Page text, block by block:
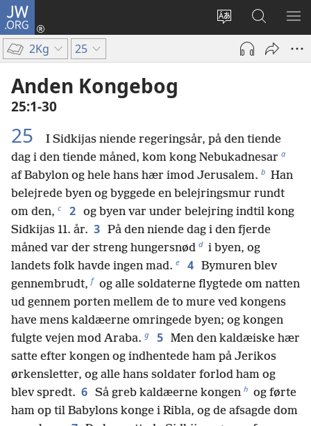
JW.ORG
Vælg
sprog
Log
på
(åbner
Søg
på
JW.ORG
VIS
2Kg 25
Anden Kongebog
25:1-30
25
I Sidkijas niende regeringsår, på den tiende
dag i den tiende måned, kom kong Nebukadnesar a
af Babylon og hele hans hær imod Jerusalem. b Han
belejrede byen og byggede en belejringsmur rundt
om den, c 2 og byen var under belejring indtil kong
Sidkijas 11. år. 3 På den niende dag i den fjerde
måned var der streng hungersnød d i byen, og
landets folk havde ingen mad. e 4 Bymuren blev
gennembrudt, f og alle soldaterne flygtede om natten
ud gennem porten mellem de to mure ved kongens
have mens kaldæerne omringede byen; og kongen
fulgte vejen mod Araba. g 5 Men den kaldæiske hær
satte efter kongen og indhentede ham på Jerikos
ørkensletter, og alle hans soldater forlod ham og
blev spredt. 6 Så greb kaldæerne kongen h og førte
ham op til Babylons konge i Ribla, og de afsagde dom